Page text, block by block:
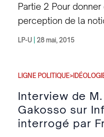
Comment les
définissent par
Asante sana aux
Partie 2 Pour
perception de la
naturel » auprès de
micro-trottoir qui
appréhender ce
consiste à faire
décolorants nocifs
LP-U 28 mai, 2015
LIGNE
Interview de
Gakosso sur
interrogé par